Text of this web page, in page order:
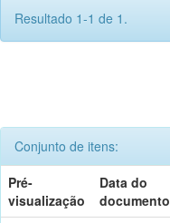
Resultado 1-1 de 1.
Conjunto de itens:
Pré-
visualização
Data do
documento